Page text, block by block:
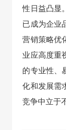
性日益凸显
已成为企业
营销策略优
业应高度重
的专业性、
化和发展需
竞争中立于